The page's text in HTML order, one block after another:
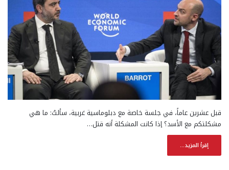
قبل عشرين عاماً، في جلسة خاصة مع دبلوماسية غربية، سألتُ: ما هي
مشكلتكم مع الأسد؟ إذا كانت المشكلة أنه قتل…
إقرأ المزيد...